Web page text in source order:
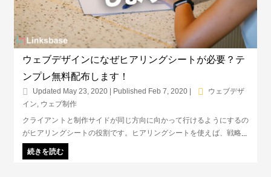
ウェブデザインになぜヒアリングシートが必要？テ
ンプレ無料配布します！
Updated May 23, 2020 | Published Feb 7, 2020 |
ウェブデザ
イン ウェブ制作
クライアントと制作サイドが同じ方向に向かって行けるようにするの
がヒアリングシートの役割です。ヒアリングシートを使えば、戦略的
にウェブサイトを作って行くことができ、工数の削減にも繋がりま
す。この記事では、無料配布のテンプレを使いながら、どんなことを
続きを読む